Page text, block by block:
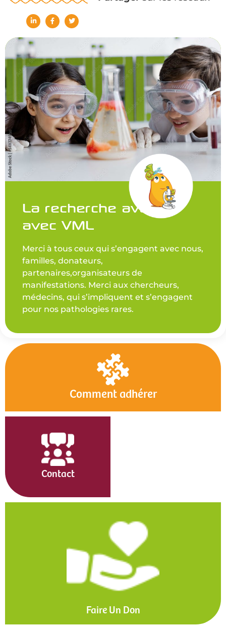
La recherche avance
avec VML
Merci à tous ceux qui s’engagent avec nous,
familles, donateurs,
partenaires,organisateurs de
manifestations. Merci aux chercheurs,
médecins, qui s’impliquent et s’engagent
pour nos pathologies rares.
Comment adhérer
Contact
Faire Un Don